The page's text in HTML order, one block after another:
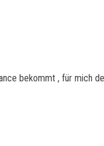
bekommt , für mich